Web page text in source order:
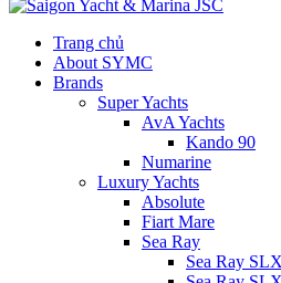
Trang chủ
About SYMC
Brands
Super Yachts
AvA Yachts
Kando 90
Numarine
Luxury Yachts
Absolute
Fiart Mare
Sea Ray
Sea Ray